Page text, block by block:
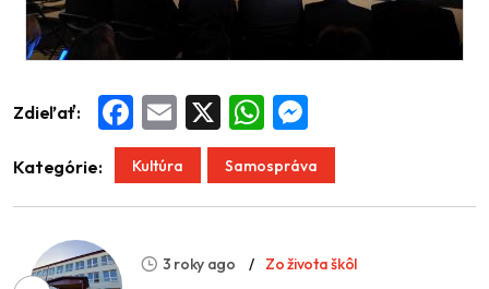
Zdieľať: Facebook
Email WhatsApp
Kategórie: Kultúra Samospráva
3 roky ago Zo života škôl